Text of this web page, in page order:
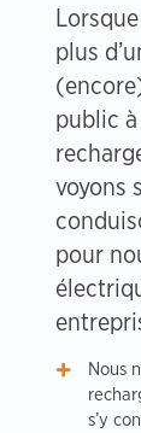
plus
public
voyons
pour
Nous
s’y